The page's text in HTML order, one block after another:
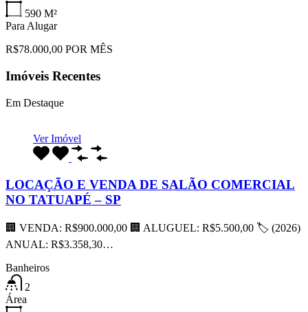
590 M²
Para Alugar
R$78.000,00 POR MÊS
Imóveis Recentes
Em Destaque
Ver Imóvel
LOCAÇÃO E VENDA DE SALÃO COMERCIAL
NO TATUAPÉ – SP
🏢 VENDA: R$900.000,00 🏢 ALUGUEL: R$5.500,00 🏷 (2026)
ANUAL: R$3.358,30…
Banheiros
2
Área